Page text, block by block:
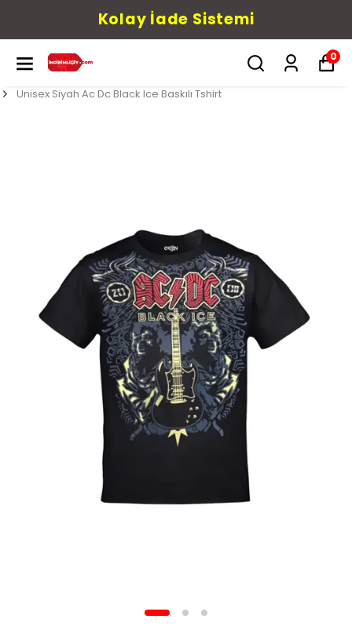
Kolay İade Sistemi
0
Unisex Siyah Ac Dc Black Ice Baskılı Tshirt